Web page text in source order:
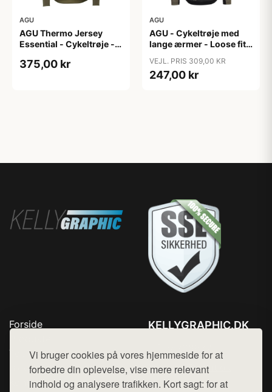
Vi bruger cookies på vores hjemmeside for at
forbedre din oplevelse, vise mere relevant
indhold og analysere trafikken. Kort sagt: for at
AGU
AGU Thermo Jersey
Essential - Cykeltrøje -
XXL
375,00 kr
AGU
AGU - Cykeltrøje med
lange ærmer - Loose fit -
VEJL. PRIS 309,00 KR
247,00 kr
Forside
Top Rabatter
Blog
Kontakt
KELLYGRAPHIC.DK
Mail: hej@want.dk